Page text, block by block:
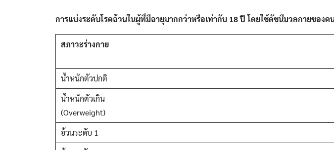
การแบ่งระดับโรคอ้วนในผู้ที่มีอายุมากกว่าหรือเท่ากับ 18ปี โดยใช้ดัชนีมวลกายของค
สภาวะร่างกาย
น้ำหนักตัวปกติ
น้ำหนักตัวเกิน
(Overweight)
อ้วนระดับ 1